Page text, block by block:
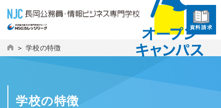
資料請求
学校の特徴
学校の特徴